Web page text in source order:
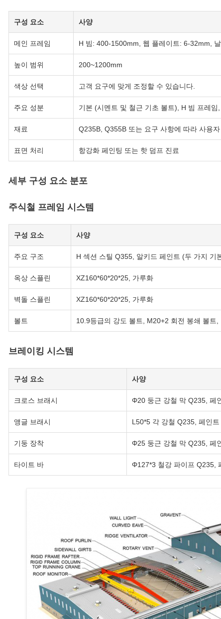
구성 요소 사양
메인 프레임 H 빔: 400-1500mm, 웹 플레이트: 6-32mm,
높이 범위 200~1200mm
색상 선택 고객 요구에 맞게 조정할 수 있습니다.
주요 성분 기본 (시멘트 및 철근 기초 볼트), H 빔 프레
재료 Q235B, Q355B 또는 요구 사항에 따라 사용
표면 처리 항강화 페인팅 또는 핫 덤프 진료
세부 구성 요소 분포
주식철 프레임 시스템
구성 요소 사양
주요 구조 H 섹션 스틸 Q355, 알키드 페인트 (두 가지 기
옥상 스플린 XZ160*60*20*25, 가루화
벽돌 스플린 XZ160*60*20*25, 가루화
볼트 10.9등급의 강도 볼트, M20+2 회전 봉쇄 볼트
브레이킹 시스템
구성 요소 사양
크로스 브래시 Φ20 둥근 강철 막 Q235, 페
앵글 브래시 L50*5 각 강철 Q235, 페인트
기둥 장착 Φ25 둥근 강철 막 Q235, 페
타이트 바 Φ127*3 철강 파이프 Q235,